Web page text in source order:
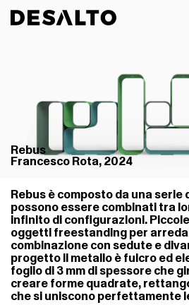
Rebus
Francesco Rota, 2024
Rebus è composto da una serie
possono essere combinati tra
infinito di configurazioni.
oggetti freestanding per
combinazione con sedute e
progetto il metallo è fulcro ed
foglio di 3 mm di spessore che
creare forme quadrate,
che si uniscono perfettamente